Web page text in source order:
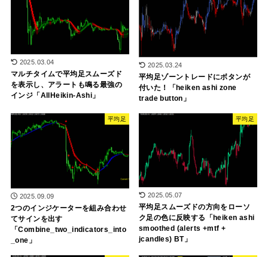
2025.03.04
マルチタイムで平均足スムーズド
を表示し、アラートも鳴る最強の
インジ「AllHeikin-Ashi」
2025.03.24
平均足ゾーントレードにボタンが
付いた！「heiken ashi zone
trade button」
平均足
2025.09.09
2つのインジケーターを組み合わせ
てサインを出す
「Combine_two_indicators_into
_one」
平均足
2025.05.07
平均足スムーズドの方向をローソ
ク足の色に反映する「heiken ashi
smoothed (alerts +mtf +
jcandles) BT」